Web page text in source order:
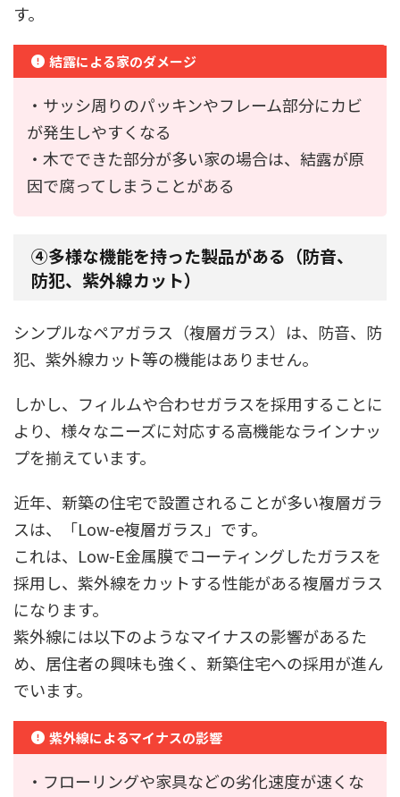
す。
結露による家のダメージ
・サッシ周りのパッキンやフレーム部分にカビ
が発生しやすくなる
・木でできた部分が多い家の場合は、結露が原
因で腐ってしまうことがある
④多様な機能を持った製品がある（防音、
防犯、紫外線カット）
シンプルなペアガラス（複層ガラス）は、防音、防
犯、紫外線カット等の機能はありません。
しかし、フィルムや合わせガラスを採用することに
より、様々なニーズに対応する高機能なラインナッ
プを揃えています。
近年、新築の住宅で設置されることが多い複層ガラ
スは、「Low-e複層ガラス」です。
これは、Low-E金属膜でコーティングしたガラスを
採用し、紫外線をカットする性能がある複層ガラス
になります。
紫外線には以下のようなマイナスの影響があるた
め、居住者の興味も強く、新築住宅への採用が進ん
でいます。
紫外線によるマイナスの影響
・フローリングや家具などの劣化速度が速くな